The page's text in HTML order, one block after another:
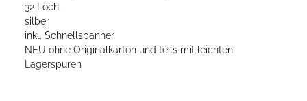
32 Loch,
silber
inkl. Schnellspanner
NEU ohne Originalkarton und teils mit leichten
Lagerspuren